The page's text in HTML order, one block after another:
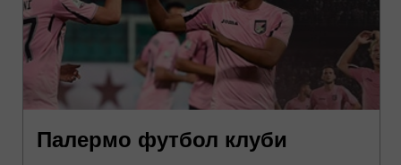
Палермо футбол клуби